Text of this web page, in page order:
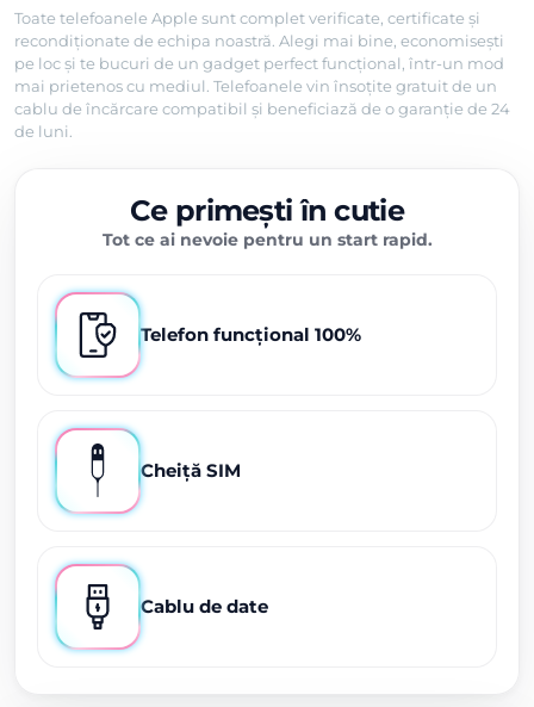
Toate telefoanele Apple sunt complet verificate, certificate și
recondiționate de echipa noastră. Alegi mai bine, economisești
pe loc și te bucuri de un gadget perfect funcțional, într-un mod
mai prietenos cu mediul. Telefoanele vin însoțite gratuit de un
cablu de încărcare compatibil și beneficiază de o garanție de 24
de luni.
Ce primești în cutie
Tot ce ai nevoie pentru un start rapid.
Telefon funcțional 100%
Cheiță SIM
Cablu de date